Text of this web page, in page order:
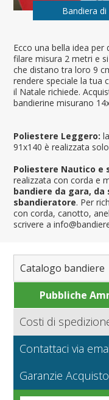
Ecco una bella idea
filare misura 2 metri e
che distano tra loro 9
rendere speciale la tua
il Natale richiede.
bandierine misurano
Poliestere Leggero:
91x140 è realizzata
Poliestere Nautico e
realizzata con corda e
bandiere da gara, da
sbandieratore. Per
con corda, canotto,
scrivere a
Bandiera
Catalogo bandiere
Bandiere del
Nord America
Sud America
Regioni e Stati
Regioni italiane
Contee e Province
Province Italiane
Città Italiane
Nautiche e Spiaggia
Pubbliche
Costi di
Bandiere.it calcola le
della merce, il tipo di
VEDI
Contattaci via
preventivo per grandi
Garanzie Acquisto
Condizioni generali di
I tessuti per